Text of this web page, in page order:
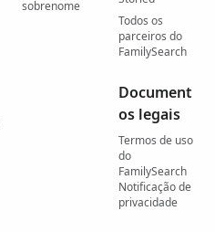
sobrenome
Todos os
parceiros do
FamilySearch
Document
os legais
Termos de uso
do
FamilySearch
Notificação de
privacidade